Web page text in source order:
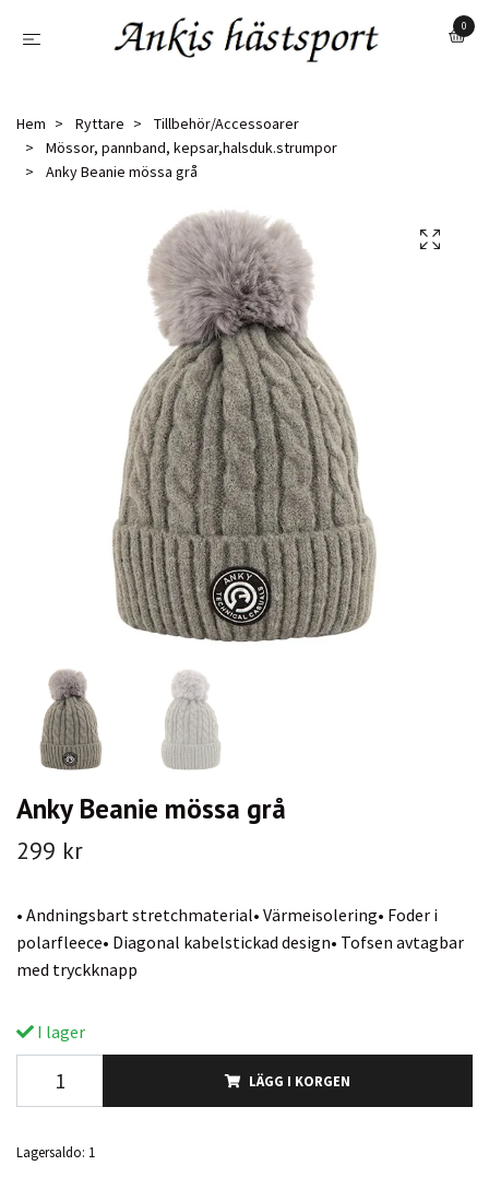
0
Hem Ryttare
Tillbehör/Accessoarer
Mössor, pannband, kepsar,halsduk.strumpor
Anky Beanie mössa grå
Anky Beanie mössa grå
299 kr
• Andningsbart stretchmaterial• Värmeisolering• Foder i
polarfleece• Diagonal kabelstickad design• Tofsen avtagbar
med tryckknapp
I lager
LÄGG I KORGEN
Lagersaldo: 1